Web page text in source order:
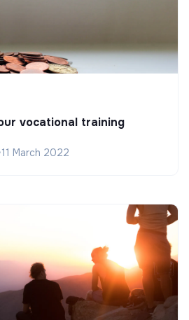
vocational training
11 March 2022